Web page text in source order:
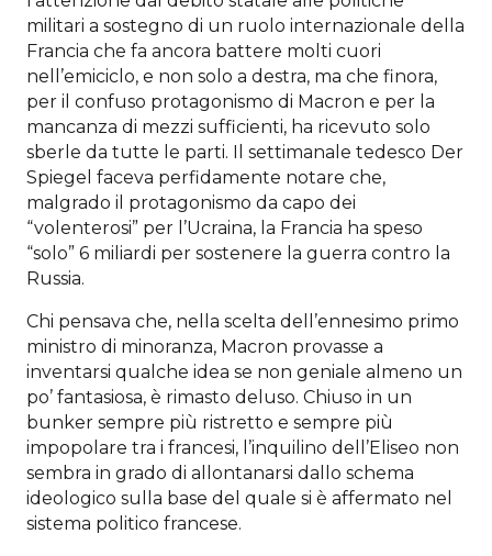
militari a sostegno di un ruolo internazionale della
Francia che fa ancora battere molti cuori
nell’emiciclo, e non solo a destra, ma che finora,
per il confuso protagonismo di Macron e per la
mancanza di mezzi sufficienti, ha ricevuto solo
sberle da tutte le parti. Il settimanale tedesco Der
Spiegel faceva perfidamente notare che,
malgrado il protagonismo da capo dei
“volenterosi” per l’Ucraina, la Francia ha speso
“solo” 6 miliardi per sostenere la guerra contro la
Russia.
Chi pensava che, nella scelta dell’ennesimo primo
ministro di minoranza, Macron provasse a
inventarsi qualche idea se non geniale almeno un
po’ fantasiosa, è rimasto deluso. Chiuso in un
bunker sempre più ristretto e sempre più
impopolare tra i francesi, l’inquilino dell’Eliseo non
sembra in grado di allontanarsi dallo schema
ideologico sulla base del quale si è affermato nel
sistema politico francese.